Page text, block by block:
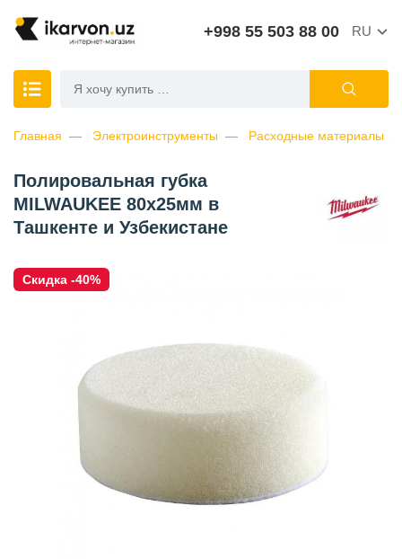
+998 55 503 88 00 RU
Главная Электроинструменты Расходные материалы к
Полировальная губка
MILWAUKEE 80х25мм в
Ташкенте и Узбекистане
Скидка -40%